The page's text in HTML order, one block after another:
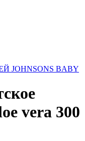
BABY
vera 300